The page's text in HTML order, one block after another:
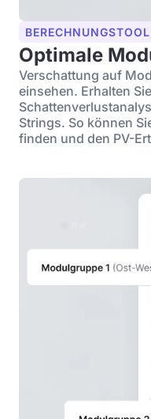
BERECHNUNGSTOOL
Optimale
Verschattung auf
einsehen. Erhalten
Strings. So können
finden und den PV-